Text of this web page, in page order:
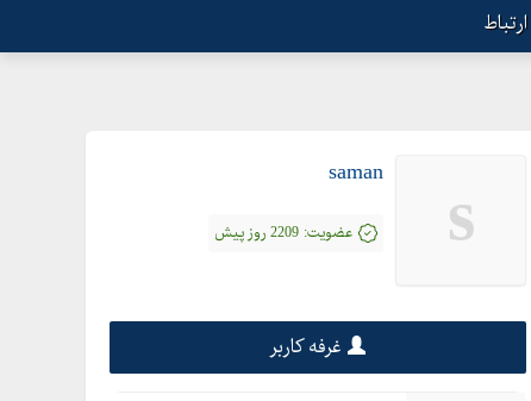
ارتباط
s
saman
عضویت: 2209 روز پیش
غرفه کاربر